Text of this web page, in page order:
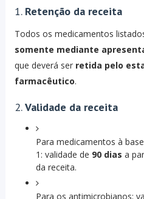
1. Retenção da receita
Todos os medicamentos
somente mediante
que deverá ser retida pelo
farmacêutico.
2.Validade da receita
Para medicamentos à
1: validade de 90 dias a
da receita.
Para os antimicrobianos: